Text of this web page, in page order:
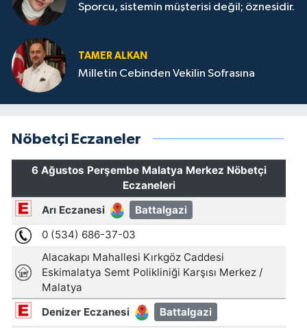
Sporcu, sistemin müşterisi değil; öznesidir.
TAMER ALKAN
Milletin Cebinden Vekilin Sofrasına
Nöbetçi Eczaneler